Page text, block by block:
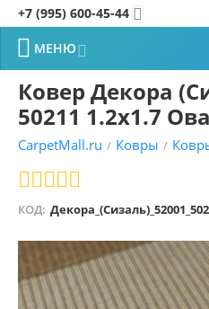
+7 (995) 600-45-44 
 МЕНЮ
Ковер Декора
50211 1.2x1.7
CarpetMall.ru / Ковры /
КОД: